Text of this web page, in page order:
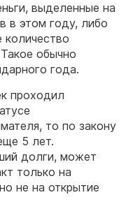
выделенные на
в этом году, либо
количество
обычно
года.
проходил
то по закону
5 лет.
долги, может
только на
не на открытие